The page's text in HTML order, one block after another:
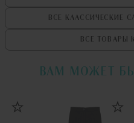
ВСЕ КЛАССИЧЕСКИЕ
ВСЕ ТОВАРЫ
ВАМ МОЖЕТ